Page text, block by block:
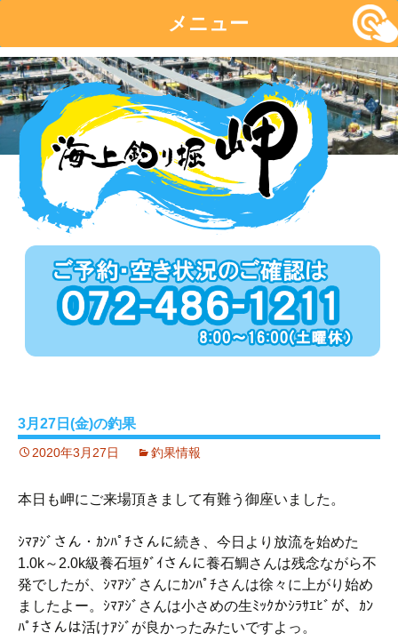
メニュー
コ
ン
テ
ン
3月27日(金)の釣果
2020年3月27日 釣果情報
本日も岬にご来場頂きまして有難う御座いました。
ｼﾏｱｼﾞさん・ｶﾝﾊﾟﾁさんに続き、今日より放流を始めた
1.0k～2.0k級養石垣ﾀﾞｲさんに養石鯛さんは残念ながら不
発でしたが、ｼﾏｱｼﾞさんにｶﾝﾊﾟﾁさんは徐々に上がり始め
ましたよー。ｼﾏｱｼﾞさんは小さめの生ﾐｯｸかｼﾗｻｴﾋﾞが、ｶﾝ
ﾊﾟﾁさんは活けｱｼﾞが良かったみたいですよっ。